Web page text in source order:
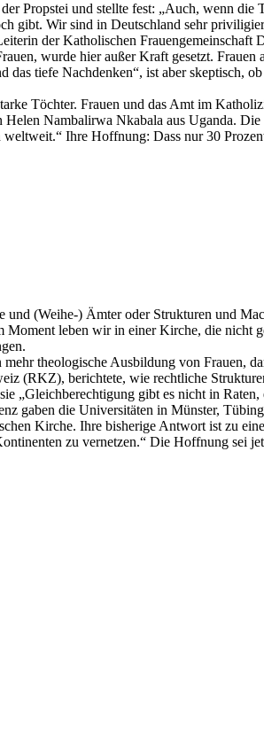
Propstei und stellte fest: „Auch, wenn
gibt. Wir sind in Deutschland sehr
der Katholischen
wurde hier außer Kraft gesetzt.
das tiefe Nachdenken“, ist aber skeptisch,
Töchter. Frauen und das Amt im
Nambalirwa Nkabala aus Uganda.
Ihre Hoffnung: Dass nur 30
(Weihe-) Ämter oder Strukturen und
leben wir in einer Kirche, die nicht
theologische Ausbildung von Frauen,
(RKZ), berichtete, wie rechtliche
„Gleichberechtigung gibt es nicht in
gaben die Universitäten in Münster,
Kirche. Ihre bisherige Antwort ist zu
zu vernetzen.“ Die Hoffnung sei